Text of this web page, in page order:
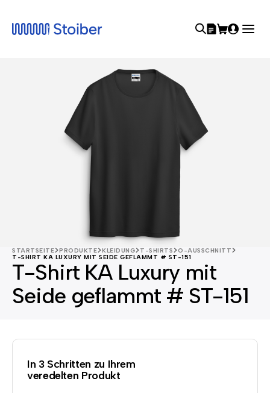
STARTSEITE PRODUKTE KLEIDUNG T-SHIRTS
O-AUSSCHNITT
T-SHIRT KA LUXURY MIT SEIDE GEFLAMMT # ST-151
T-Shirt KA Luxury mit
Seide geflammt # ST-151
In 3 Schritten zu Ihrem
veredelten Produkt